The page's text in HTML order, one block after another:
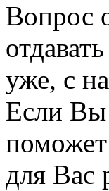
Вопрос
уже, с
Если Вы
для Вас